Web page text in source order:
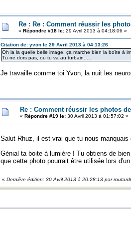
Re : Re : Comment réussir les
« Répondre #18 le:29 Avril 2013 à 04:18:06 »
Citation de: yvon le 29 Avril 2013 à 04:13:26
Oh la la quelle belle image, ça marche bien la boîte à
Tu ne dors pas, ou tu va au turbain.....
Je travaille comme toi Yvon, la nuit les
Re : Comment réussir les photos
« Répondre #19 le:30 Avril 2013 à 01:57:02 »
Salut Rhuz, il est vrai que tu nous
Génial ta boite à lumière ! Tu obtiens de
que cette photo pourrait être utilisée lors
« Dernière édition: 30 Avril 2013 à 20:28:13 par